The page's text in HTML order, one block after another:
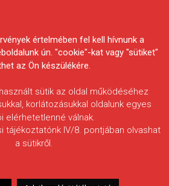
Szövetsége
emlékverseny a
értelmében fel kell hívnunk a
ún. "cookie"-kat vagy "sütiket"
az Ön készülékére.
sütik az oldal működéséhez
korlátozásukkal oldalunk egyes
elérhetetlenné válnak.
tájékoztatónk IV/8. pontjában olvashat
a sütikről.